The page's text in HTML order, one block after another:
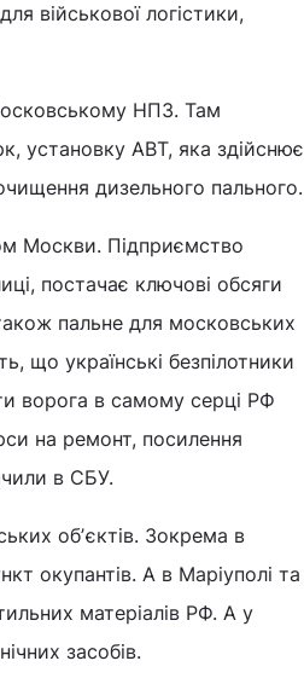
військової логістики,
НПЗ. Там
установку АВТ, яка здійснює
дизельного пального.
Москви. Підприємство
постачає ключові обсяги
пальне для московських
що українські безпілотники
ворога в самому серці РФ
на ремонт, посилення
в СБУ.
обʼєктів. Зокрема в
окупантів. А в Маріуполі та
матеріалів РФ. А у
засобів.